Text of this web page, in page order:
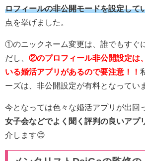
ロフィールの非公開モードを設定して
点を挙げました。
①のニックネーム変更は、誰でもすぐ
だし、 ②のプロフィール非公開設定は
いる婚活アプリがあるので要注意！！
ーズは、非公開設定が有料となってい
今となっては色々な婚活アプリが出回
女子会などでよく聞く評判の良いアプ
介します😊